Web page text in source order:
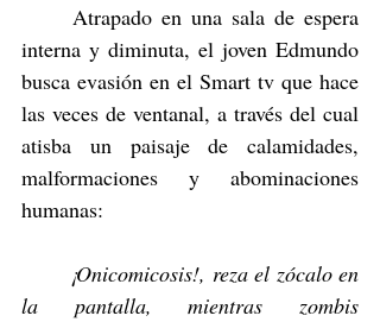
interna y diminuta, el joven Edmundo
busca evasión en el Smart tv que hace
las veces de ventanal, a través del cual
atisba un paisaje de calamidades,
malformaciones y abominaciones
humanas:
la pantalla, mientras zombis